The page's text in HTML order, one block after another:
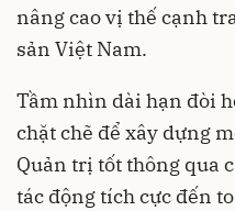
nâng cao vị thế cạnh
sản Việt Nam.
Tầm nhìn dài hạn đòi
chặt chẽ để xây dựng
Quản trị tốt thông qua
tác động tích cực đến